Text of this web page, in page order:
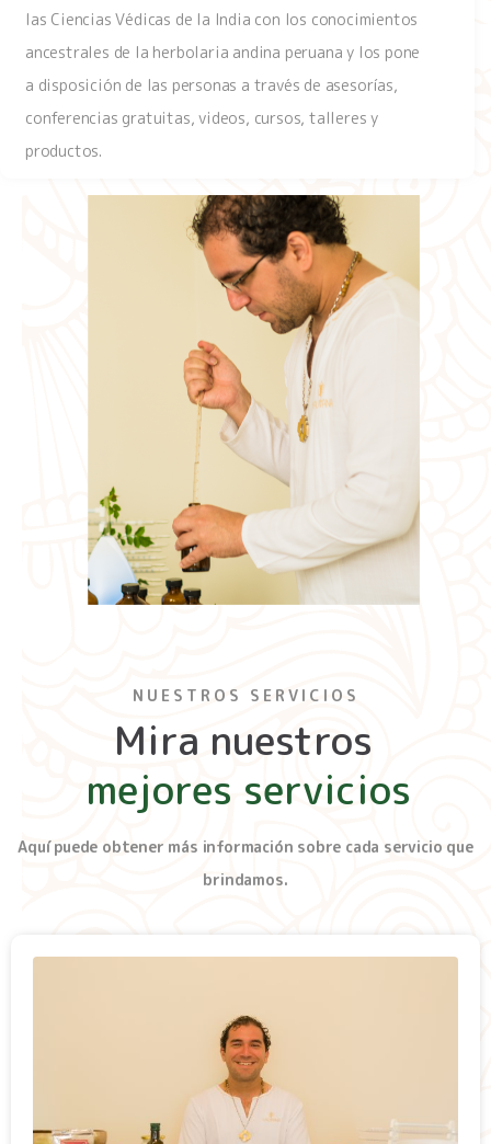
las Ciencias Védicas de la India con los conocimientos
ancestrales de la herbolaria andina peruana y los pone
a disposición de las personas a través de asesorías,
conferencias gratuitas, videos, cursos, talleres y
productos.
NUESTROS SERVICIOS
Mira nuestros
mejores servicios
Aquí puede obtener más información sobre cada servicio que
brindamos.